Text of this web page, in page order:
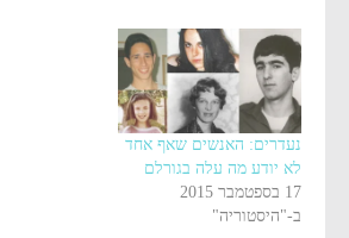
נעדרים: האנשים שאף אחד
לא יודע מה עלה בגורלם
17 בספטמבר 2015
ב-"היסטוריה"